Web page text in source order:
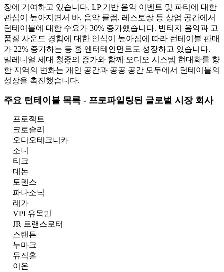
장에 기여하고 있습니다. LP 기반 음악 이벤트 및 파티에 대한
관심이 높아지면서 바, 음악 클럽, 레스토랑 등 상업 공간에서
턴테이블에 대한 수요가 30% 증가했습니다. 빈티지 음악과 고
품질 사운드 경험에 대한 인식이 높아짐에 따라 턴테이블 판매
가 22% 증가하는 등 홈 엔터테인먼트도 성장하고 있습니다.
밀레니얼 세대 청중의 증가와 함께 오디오 시스템 현대화를 향
한 지역의 변화는 개인 공간과 공공 공간 모두에서 턴테이블의
성장을 촉진했습니다.
주요 턴테이블 목록 - 프로파일링된 글로벌 시장 회사
프로젝트
크로슬리
오디오테크니카
소니
티크
데논
토렌스
파나소닉
레가
VPI 유목민
JR 트랜스로터
스탠튼
누마크
뮤직홀
이온